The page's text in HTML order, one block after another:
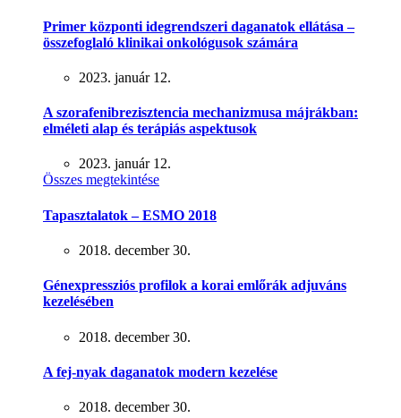
Primer központi idegrendszeri daganatok ellátása –
összefoglaló klinikai onkológusok számára
2023. január 12.
A szorafenibrezisztencia mechanizmusa májrákban:
elméleti alap és terápiás aspektusok
2023. január 12.
Összes megtekintése
Tapasztalatok – ESMO 2018
2018. december 30.
Génexpressziós profilok a korai emlőrák adjuváns
kezelésében
2018. december 30.
A fej-nyak daganatok modern kezelése
2018. december 30.